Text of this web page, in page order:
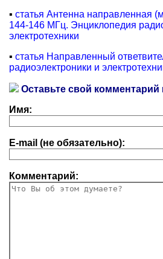
▪ статья Антенна направленная
144-146 МГц. Энциклопедия
электротехники
▪ статья Направленный
радиоэлектроники и
Оставьте свой комментарий
Имя:
E-mail (не обязательно):
Комментарий: